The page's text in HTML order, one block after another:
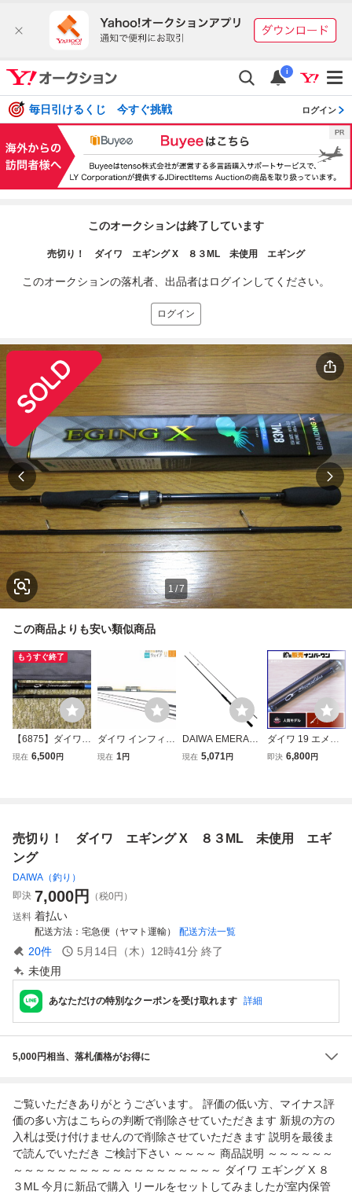
i
毎日引けるくじ 今すぐ挑戦 ログイン
このオークションは終了しています
売切り！ ダイワ エギング X ８３ML 未使用 エギング
このオークションの落札者、出品者はログインしてください。
ログイン
1 /7
この商品よりも安い類似商品
もうすぐ終了
【6875】ダイワ
EmeraLdas X83
現在 6,500円
ダイワ インフィー
トX’ EG79L・ルア
現在 1円
DAIWA EMERAL
DAS X 83MH エギ
現在 5,071円
ダイワ 19 エメラ
ルダス X 86M ス
即決 6,800円
売切り！ ダイワ エギング X ８３ML 未使用 エギ
ング
DAIWA（釣り）
即決 7,000円
（税0円）
送料 着払い
配送方法 宅急便（ヤマト運輸） 配送方法一覧
20件 5月14日（木）12時41分 終了
未使用
あなただけの特別なクーポンを受け取れます 詳細
5,000円相当、落札価格がお得に
ご覧いただきありがとうございます。 評価の低い方、マイナス評
価の多い方はこちらの判断で削除させていただきます 新規の方の
入札は受け付けませんので削除させていただきます 説明を最後ま
で読んでいただき ご検討下さい ～～～～ 商品説明 ～～～～～～
～～～～～～～～～～～～～～～～～～～ ダイワ エギング X ８
３ML 今月に新品で購入 リールをセットしてみましたが室内保管